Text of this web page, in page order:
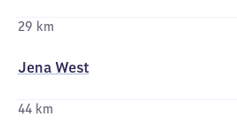
29 km
Jena West
44 km